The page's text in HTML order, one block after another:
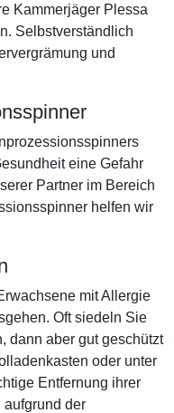
Kammerjäger Plessa
Selbstverständlich
und
eine Gefahr
Partner im Bereich
helfen wir
mit Allergie
Oft siedeln Sie
dann aber gut geschützt
oder unter
Entfernung ihrer
aufgrund der